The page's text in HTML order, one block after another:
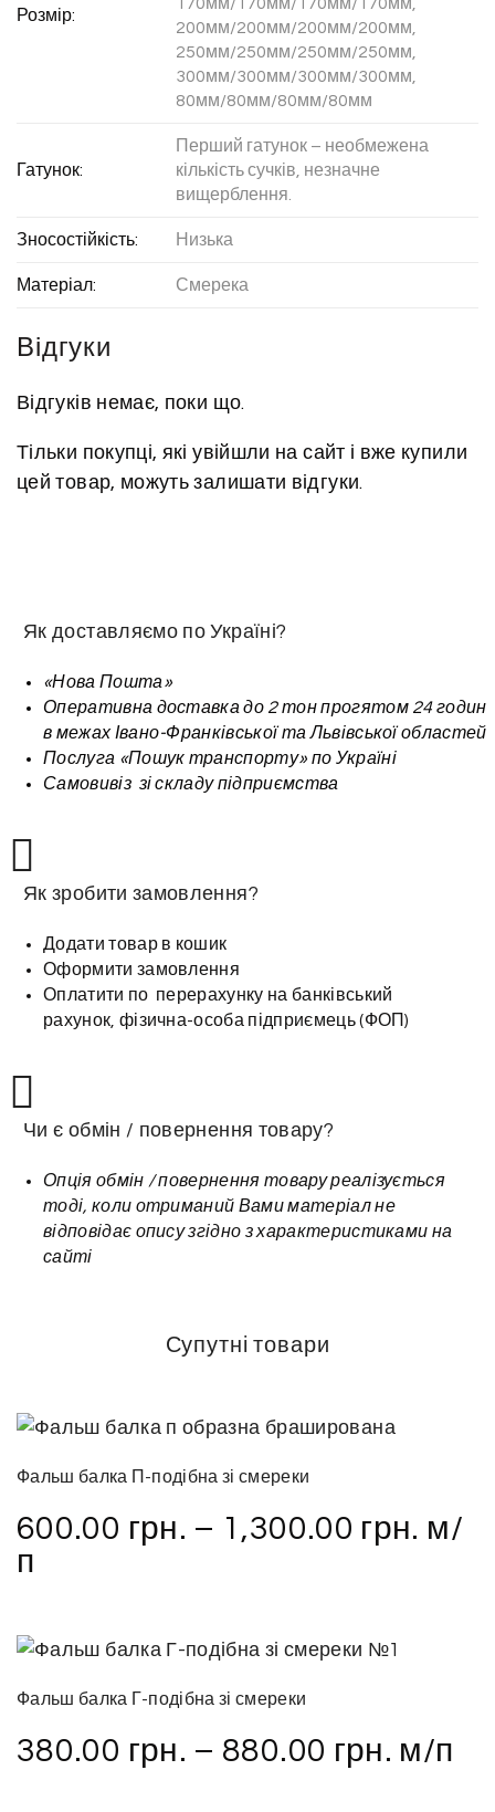
Розмір:
200мм/200мм/200мм/200мм,
250мм/250мм/250мм/250мм,
300мм/300мм/300мм/300мм,
80мм/80мм/80мм/80мм
Гатунок:
Перший гатунок – необмежена
кількість сучків, незначне
вищерблення.
Зносостійкість: Низька
Матеріал: Смерека
Відгуки
Відгуків немає, поки що.
Тільки покупці, які увійшли на сайт і вже купили
цей товар, можуть залишати відгуки.
Як доставляємо по Україні?
«Нова Пошта»
Оперативна доставка до 2 тон прогятом 24 годин
в межах Івано-Франківської та Львівської областей
Послуга «Пошук транспорту» по Україні
Самовивіз зі складу підприємства
Як зробити замовлення?
Додати товар в кошик
Оформити замовлення
Оплатити по перерахунку на банківський
рахунок, фізична-особа підприємець (ФОП)
Чи є обмін / повернення товару?
Опція обмін / повернення товару реалізується
тоді, коли отриманий Вами матеріал не
відповідає опису згідно з характеристиками на
сайті
Супутні товари
Фальш балка П-подібна зі смереки
600.00 грн. – 1,300.00 грн. м/
п
Фальш балка Г-подібна зі смереки
380.00 грн. – 880.00 грн. м/п